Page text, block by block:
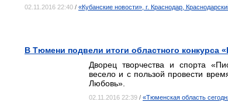
02.11.2016 22:40 / «Кубанские новости», г. Краснодар,
В Тюмени подвели итоги областного конкурса
Дворец творчества и спорта
весело и с пользой провести
Любовь».
02.11.2016 22:39 / «Тюменская область